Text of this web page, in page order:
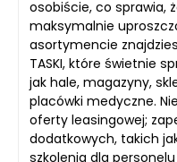
osobiście, co sprawia,
maksymalnie
asortymencie
TASKI, które świetnie
jak hale, magazyny,
placówki medyczne.
oferty leasingowej;
dodatkowych, takich
szkolenia dla